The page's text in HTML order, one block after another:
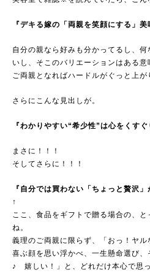
『デキる嫁の「両親を笑顔にする」美
自分の親なら好みも分かってるし、
いし、そこのバリエーションはある
ご両親となればハードルがぐっと上が
さらにこんな見出しが。
『わかりやすい“希少性”は心をくすぐ
まさに！！！
そしてさらに！！！
『自分では買わない「ちょっと贅沢
↑
ここ、食品をギフトで贈る場合の、
ね。
義理のご両親に限らず、「おっ！ヤル
喜ぶ顔を思い浮かべ、一生懸命選び
♪ 嬉しい！」と、どれだけ本心で思